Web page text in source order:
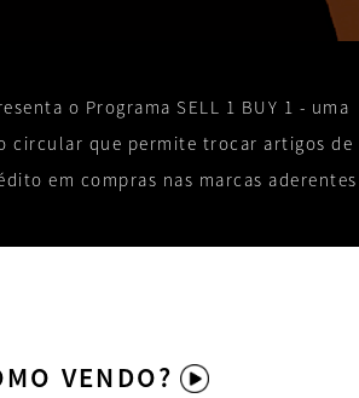
o Programa SELL 1 BUY 1 - uma
circular que permite trocar artigos de
em compras nas marcas
VENDO?